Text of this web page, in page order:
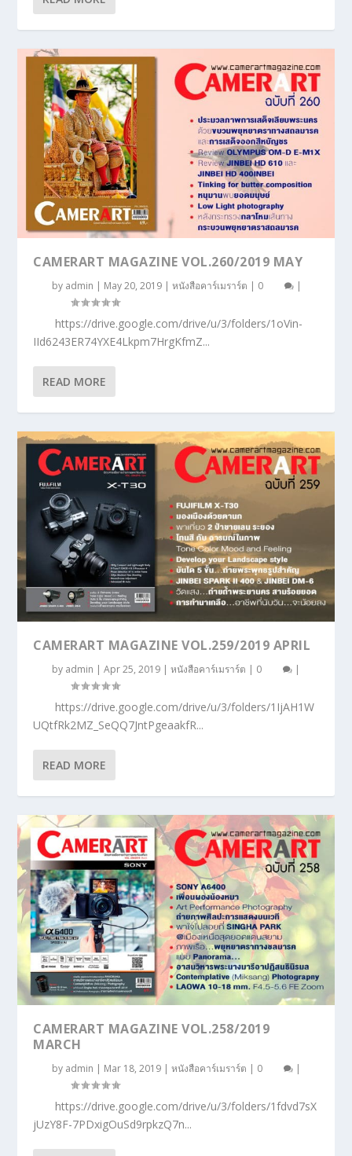
CAMERART MAGAZINE VOL.260/2019 MAY
by admin May 20, 2019 |หนังสือคาร์เมราร์ต 0
https://drive.google.com/drive/u/3/folders/1oVin-
IId6243ER74YXE4Lkpm7HrgKfmZ...
READ MORE
CAMERART MAGAZINE VOL.259/2019 APRIL
by admin |Apr 25, 2019 |หนังสือคาร์เมราร์ต | 0 |
https://drive.google.com/drive/u/3/folders/1IjAH1W
UQtfRk2MZ_SeQQ7JntPgeaakfR...
READ MORE
CAMERART MAGAZINE VOL.258/2019
MARCH
by admin | Mar 18, 2019 |หนังสือคาร์เมราร์ต | 0 |
https://drive.google.com/drive/u/3/folders/1fdvd7sX
jUzY8F-7PDxigOuSd9rpkzQ7n...